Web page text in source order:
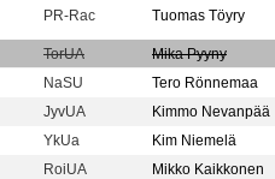
PR-Rac Tuomas Töyry
TorUA
Mika Pyyny
NaSU
Tero Rönnemaa
JyvUA
Kimmo Nevanpää
YkUa
Kim Niemelä
RoiUA
Mikko Kaikkonen